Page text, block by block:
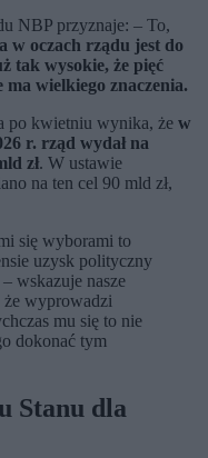
NBP przyznaje: – To,
w oczach rządu jest do
tak wysokie, że pięć
wielkiego znaczenia.
po kwietniu wynika, że w
r. rząd wydał na
zł. W ustawie
na ten cel 90 mld zł,
się wyborami to
uzysk polityczny
wskazuje nasze
że wyprowadzi
mu się to nie
dokonać tym
Stanu dla